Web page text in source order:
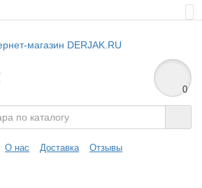
0
О нас Доставка Отзывы